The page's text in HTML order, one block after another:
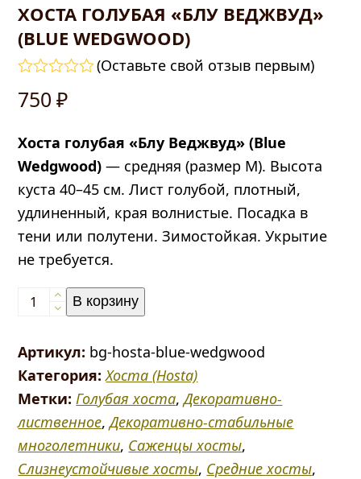
ХОСТА ГОЛУБАЯ «БЛУ ВЕДЖВУД»
(BLUE WEDGWOOD)
0
(Оставьте свой отзыв первым)
750₽
Хоста голубая «Блу Веджвуд» (Blue
Wedgwood) — средняя (размер M). Высота
куста 40–45 см. Лист голубой, плотный,
удлиненный, края волнистые. Посадка в
тени или полутени. Зимостойкая. Укрытие
не требуется.
Количество
товара
Хоста
голубая
«Блу
Wedgwood)
В корзину
Артикул: bg-hosta-blue-wedgwood
Категория: Хоста (Hosta)
Метки: Голубая хоста,Декоративно-
лиственное,Декоративно-стабильные
многолетники, Саженцы хосты,
Слизнеустойчивые хосты, Средние хосты,